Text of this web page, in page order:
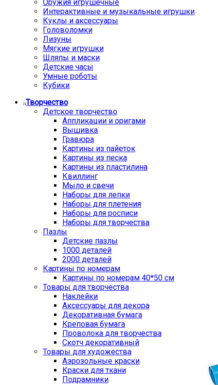
Оружия игрушечные
Интерактивные и музыкальные игрушки
Куклы и аксессуары
Головоломки
Лизуны
Мягкие игрушки
Шляпы и маски
Детские часы
Умные роботы
Кубики
Творчество
Детское творчество
Аппликации и оригами
Вышивка
Гравюра
Картины из пайеток
Картины из песка
Картины из пластилина
Квиллинг
Мыло и свечи
Наборы для лепки
Наборы для плетения
Наборы для росписи
Наборы для творчества
Пазлы
Детские пазлы
1000 деталей
2000 деталей
Картины по номерам
Картины по номерам 40*50 см
Товары для творчества
Наклейки
Аксессуары для декора
Декоративная бумага
Креповая бумага
Проволока для творчества
Скотч декоративный
Товары для художества
Аэрозольные краски
Краски для ткани
Подрамники